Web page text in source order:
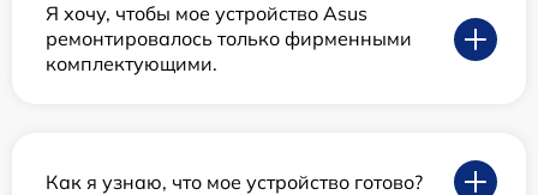
Я хочу, чтобы мое устройство Asus
ремонтировалось только фирменными
комплектующими.
Как я узнаю, что мое устройство готово?